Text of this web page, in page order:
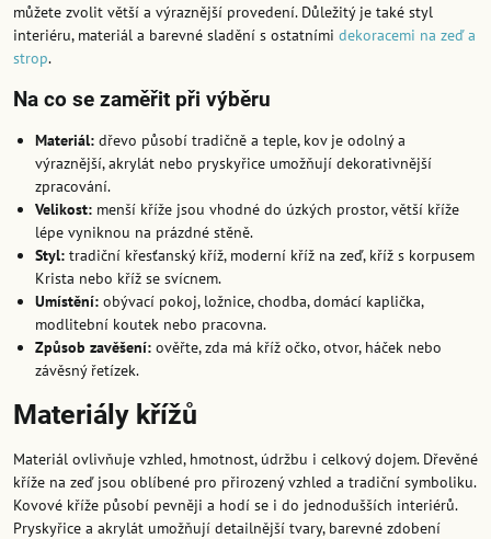
můžete zvolit větší a výraznější provedení. Důležitý je také styl
interiéru, materiál a barevné sladění s ostatními dekoracemi na zeď a
strop.
Na co se zaměřit při výběru
Materiál: dřevo působí tradičně a teple, kov je odolný a
výraznější, akrylát nebo pryskyřice umožňují dekorativnější
zpracování.
Velikost: menší kříže jsou vhodné do úzkých prostor, větší kříže
lépe vyniknou na prázdné stěně.
Styl: tradiční křesťanský kříž, moderní kříž na zeď, kříž s korpusem
Krista nebo kříž se svícnem.
Umístění: obývací pokoj, ložnice, chodba, domácí kaplička,
modlitební koutek nebo pracovna.
Způsob zavěšení: ověřte, zda má kříž očko, otvor, háček nebo
závěsný řetízek.
Materiály křížů
Materiál ovlivňuje vzhled, hmotnost, údržbu i celkový dojem. Dřevěné
kříže na zeď jsou oblíbené pro přirozený vzhled a tradiční symboliku.
Kovové kříže působí pevněji a hodí se i do jednodušších interiérů.
Pryskyřice a akrylát umožňují detailnější tvary, barevné zdobení